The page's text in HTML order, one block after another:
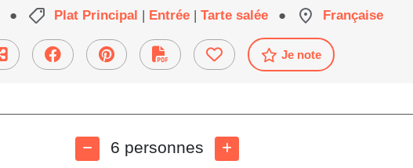
● Plat Principal | Entrée | Tarte salée ● Française
Je note
6 personnes